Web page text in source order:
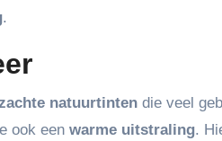
.
natuurtinten die veel
ook een warme uitstraling.